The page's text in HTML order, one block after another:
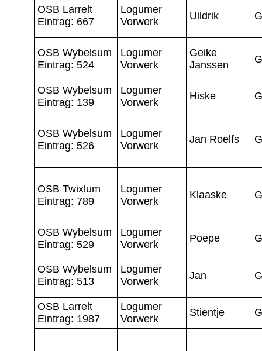
OSB Larrelt
Eintrag: 667
Logumer
Vorwerk
Uildrik
OSB Wybelsum
Eintrag: 524
Logumer
Vorwerk
Geike
Janssen
OSB Wybelsum
Eintrag: 139
Logumer
Vorwerk
Hiske
OSB Wybelsum
Eintrag: 526
Logumer
Vorwerk
Jan Roelfs
OSB Twixlum
Eintrag: 789
Logumer
Vorwerk
Klaaske
OSB Wybelsum
Eintrag: 529
Logumer
Vorwerk
Poepe
OSB Wybelsum
Eintrag: 513
Logumer
Vorwerk
Jan
OSB Larrelt
Eintrag: 1987
Logumer
Vorwerk
Stientje